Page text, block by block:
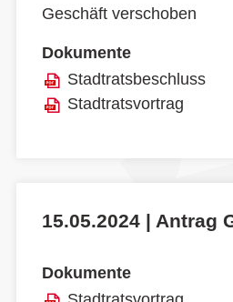
Geschäft verschoben
Dokumente
Stadtratsbeschluss
Stadtratsvortrag
15.05.2024 | Antrag
Dokumente